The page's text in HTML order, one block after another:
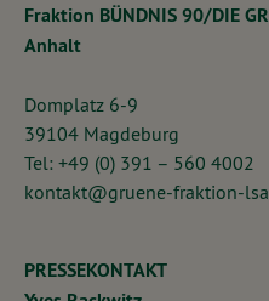
Fraktion BÜNDNIS 90/DIE
Anhalt
Domplatz 6-9
39104 Magdeburg
Tel: +49 (0) 391 – 560 4002
kontakt@gruene-fraktion-
PRESSEKONTAKT